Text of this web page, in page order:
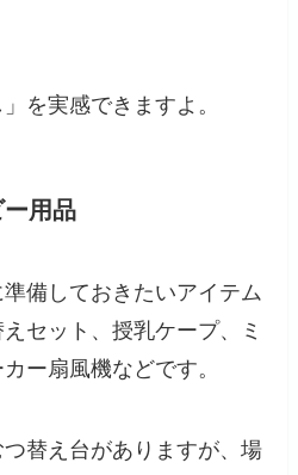
を実感できますよ。
用品
備しておきたいアイテム
セット、授乳ケープ、ミ
ー扇風機などです。
替え台がありますが、場